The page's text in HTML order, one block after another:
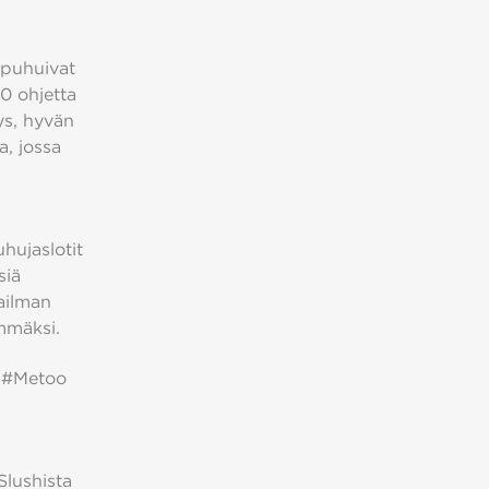
ohjetta
hyvän
jossa